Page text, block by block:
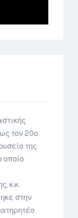
τον 20ο
της
οποίο
κ.κ.
στην